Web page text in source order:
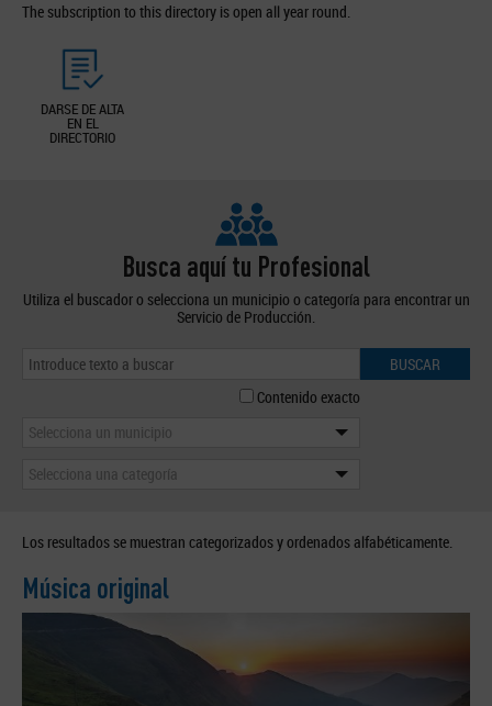
The subscription to this directory is open all year round.
DARSE DE ALTA
EN EL
DIRECTORIO
Busca aquí tu Profesional
Utiliza el buscador o selecciona un municipio o categoría para encontrar un
Servicio de Producción.
BUSCAR
Contenido exacto
Selecciona un municipio
Selecciona una categoría
Los resultados se muestran categorizados y ordenados alfabéticamente.
Música original